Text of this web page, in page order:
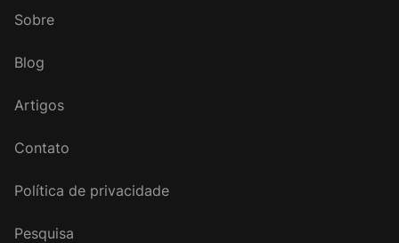
Sobre
Blog
Artigos
Contato
Política de privacidade
Pesquisa